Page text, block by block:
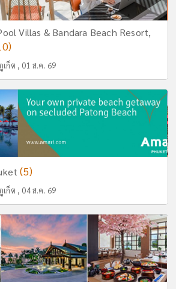
Villas & Bandara Beach Resort,
เก็ต , 01 ส.ค. 69
(5)
เก็ต , 04 ส.ค. 69